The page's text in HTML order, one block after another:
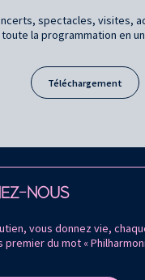
spectacles, visites,
toute la programmation en
Téléchargement
NOUS
vous donnez vie,
premier du mot «
de Paris sur